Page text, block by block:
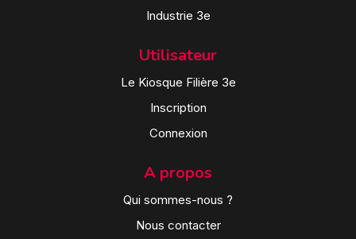
Industrie 3e
Utilisateur
Le Kiosque Filière 3e
Inscription
Connexion
A propos
Qui sommes-nous ?
Nous contacter